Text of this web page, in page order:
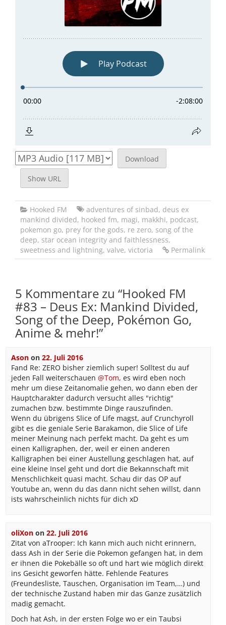
Download
Show URL
Hooked FM adventures of sinbad, deus ex
mankind divided, hooked fm, magi, makkhi, podcast,
pokemon go, prey for the gods, re zero, song of the
deep, star ocean integrity and faithlessness,
sweetness and lightning, valve, victoria Permalink
5 Kommentare zu “Hooked FM
#83 – Deus Ex: Mankind Divided,
Song of the Deep, Pokémon Go,
Anime & mehr!”
Asonon 22. Juli 2016
Fand Re: ZERO bisher ziemlich super! Solltest du auf
jeden Fall weiterschauen @Tom, es wird eben noch
mehr um diese Zeitanomalie gehen, wo dann eben der
Hauptcharakter dadurch versucht alles "richtig"
zumachen bzw. bestimmte Dinge rauszufinden.
Wenn du übrigens Slice of Life magst, auf Crunchyroll
gibt es die geniale Serie Barakamon, die Slice of Life
meiner Meinung nach perfekt macht. Da geht es um
einen Kalligraphen, der, weil er einen anderen
Kalligraphen bei einer Austellung geschlagen hat, auf
eine kleine Insel geht und dort die Bekannschaft mit
Menschlichkeit quasi macht. Schau dir das OP auf
Youtube an, wenn du das dann nicht sehen willst, dann
ists wahrscheinlich nichts für dich xD
oliXonon 22. Juli 2016
Zitat von aTrooper: Ich kann mich auch nicht erinnern,
dass Ash in der Serie die Pokemon gefangen hat, in dem
er ihnen die Pokebälle so oft und hart wie möglich direkt
ins Gesicht geworfen hätte. Fehlende Features
(Freundesliste, Tauschen, Organisation im Team,…) und
der technische Zustand haben mir das Ganze zusätzlich
madig gemacht.
Doch hat Ash, in der ersten Folge wo er ein Taubsi